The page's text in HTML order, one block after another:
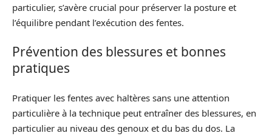
particulier, s’avère crucial pour préserver la posture et
l’équilibre pendant l’exécution des fentes.
Prévention des blessures et bonnes
pratiques
Pratiquer les fentes avec haltères sans une attention
particulière à la technique peut entraîner des blessures, en
particulier au niveau des genoux et du bas du dos. La